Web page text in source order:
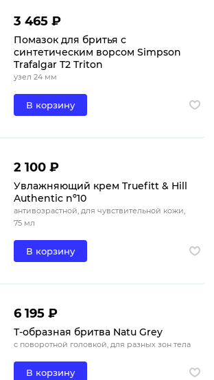
3 465 ₽
Помазок для бритья с
синтетическим ворсом Simpson
Trafalgar T2 Triton
узел 24 мм
В корзину
2 100 ₽
Увлажняющий крем Truefitt & Hill
Authentic nº10
антивозрастной, для чувствительной кожи,
75 мл
В корзину
6 195 ₽
Т-образная бритва Natu Grey
с поворотной головкой, для разных зон тела
В корзину